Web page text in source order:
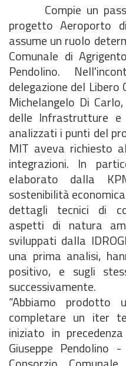
Compie un
progetto Aeroporto
assume un ruolo
Comunale di
Pendolino.
delegazione del Libero
Michelangelo Di
delle Infrastrutture
analizzati i punti del
MIT aveva richiesto
integrazioni. In
elaborato dalla
sostenibilità
dettagli tecnici di
aspetti di natura
sviluppati dalla
una prima analisi,
positivo, e sugli
successivamente.
“Abbiamo
completare un iter
iniziato in
Giuseppe